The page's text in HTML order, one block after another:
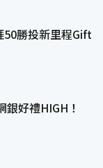
50勝投新里程Gift
好禮HIGH！